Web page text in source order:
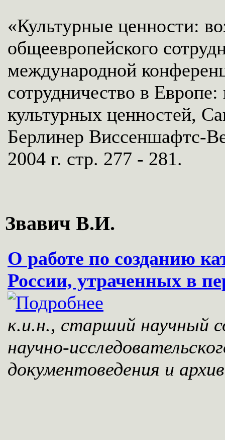
«Культурные ценности:
общеевропейского
международной
сотрудничество в
культурных ценностей,
Берлинер Виссеншафтс-
2004 г. стр. 277 - 281.
Звавич В.И.
О работе по созданию
России, утраченных в
к.и.н., старший научный
научно-
документоведения и